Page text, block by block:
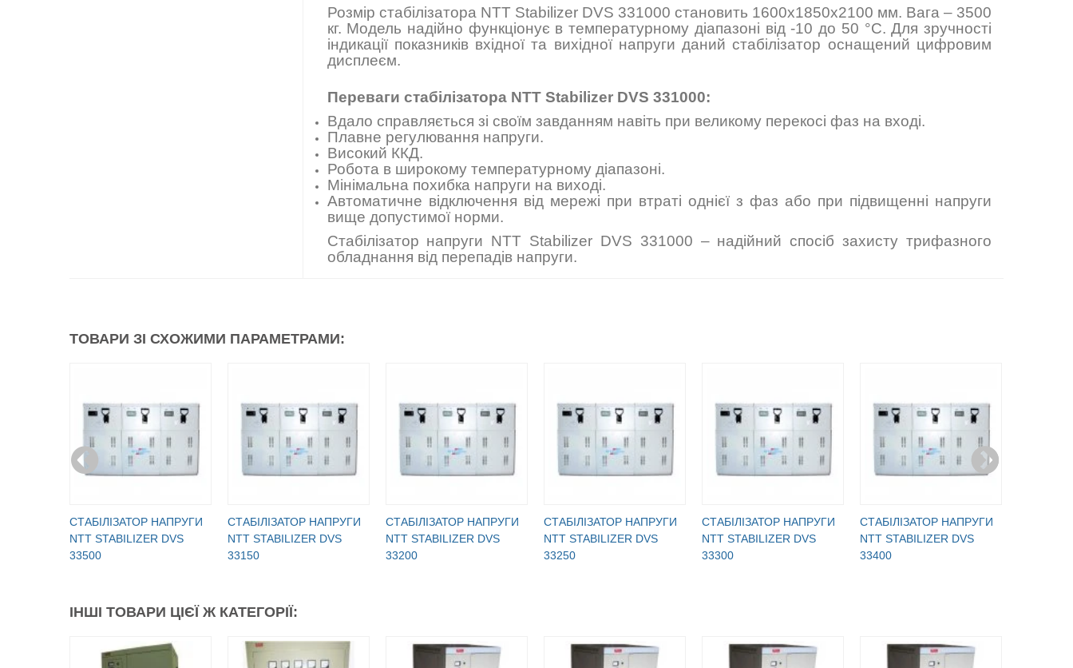
Розмір стабілізатора NTT Stabilizer DVS 331000 становить 1600х1850х2100 мм. Вага – 3500
кг. Модель надійно функціонує в температурному діапазоні від -10 до 50 °C. Для зручності
індикації показників вхідної та вихідної напруги даний стабілізатор оснащений цифровим
дисплеєм.
Переваги стабілізатора NTT Stabilizer DVS 331000:
Вдало справляється зі своїм завданням навіть при великому перекосі фаз на вході.
Плавне регулювання напруги.
Високий ККД.
Робота в широкому температурному діапазоні.
Мінімальна похибка напруги на виході.
Автоматичне відключення від мережі при втраті однієї з фаз або при підвищенні напруги
вище допустимої норми.
Стабілізатор напруги NTT Stabilizer DVS 331000 – надійний спосіб захисту трифазного
обладнання від перепадів напруги.
ТОВАРИ ЗІ СХОЖИМИ ПАРАМЕТРАМИ:
CТАБІЛІЗАТОР НАПРУГИ
NTT STABILIZER DVS
33500
CТАБІЛІЗАТОР НАПРУГИ
NTT STABILIZER DVS
33150
CТАБІЛІЗАТОР НАПРУГИ
NTT STABILIZER DVS
33200
CТАБІЛІЗАТОР НАПРУГИ
NTT STABILIZER DVS
33250
CТАБІЛІЗАТОР НАПРУГИ
NTT STABILIZER DVS
33300
CТАБІЛІЗАТОР НАПРУГИ
NTT STABILIZER DVS
33400
ІНШІ ТОВАРИ ЦІЄЇ Ж КАТЕГОРІЇ: